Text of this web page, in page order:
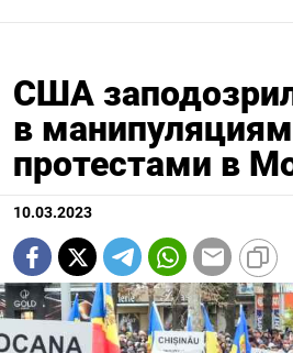
США
в
протестами в
10.03.2023